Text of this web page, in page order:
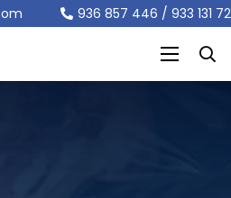
936 857 446 / 933 131